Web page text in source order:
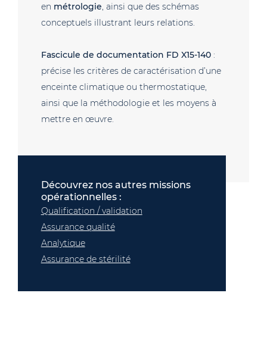
en métrologie, ainsi que des schémas
conceptuels illustrant leurs relations.
Fascicule de documentation FD X15-140:
précise les critères de caractérisation d’une
enceinte climatique ou thermostatique,
ainsi que la méthodologie et les moyens à
mettre en œuvre.
Découvrez nos autres missions
opérationnelles :
Qualification / validation
Assurance qualité
Analytique
Assurance de stérilité